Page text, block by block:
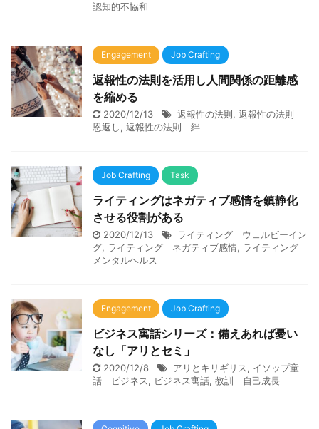
認知的不協和
Engagement Job Crafting
返報性の法則を活用し人間関係の距離感
を縮める
2020/12/13 返報性の法則, 返報性の法則
恩返し, 返報性の法則 絆
Job Crafting Task
ライティングはネガティブ感情を鎮静化
させる役割がある
2020/12/13
ライティング ウェルビーイン
グ, ライティング ネガティブ感情, ライティング
メンタルヘルス
Engagement Job Crafting
ビジネス寓話シリーズ：備えあれば憂い
なし「アリとセミ」
2020/12/8 アリとキリギリス, イソップ童
話 ビジネス, ビジネス寓話, 教訓 自己成長